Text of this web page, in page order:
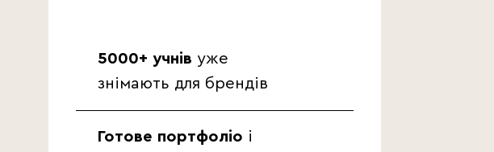
Готове портфоліо і
5000+ учнів уже
знімають для брендів